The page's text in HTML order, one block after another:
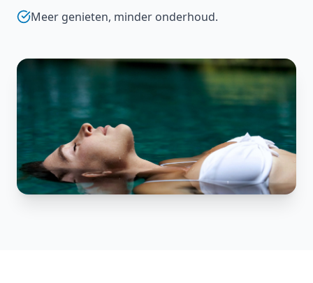
Meer genieten, minder onderhoud.